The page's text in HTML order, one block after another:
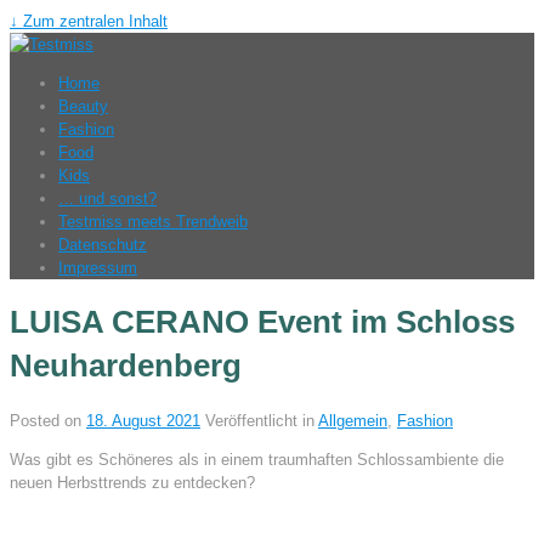
↓ Zum zentralen Inhalt
Home
Beauty
Fashion
Food
Kids
… und sonst?
Testmiss meets Trendweib
Datenschutz
Impressum
LUISA CERANO Event im Schloss
Neuhardenberg
Posted on 18. August 2021 Veröffentlicht in Allgemein Fashion
Was gibt es Schöneres als in einem traumhaften Schlossambiente die
neuen Herbsttrends zu entdecken?